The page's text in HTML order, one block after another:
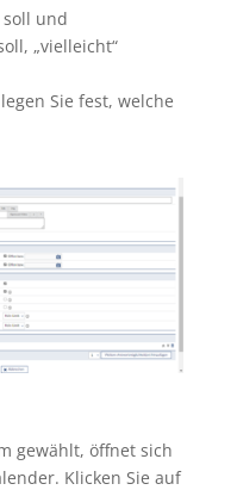
soll und
„vielleicht“
Sie fest, welche
gewählt, öffnet sich
Klicken Sie auf